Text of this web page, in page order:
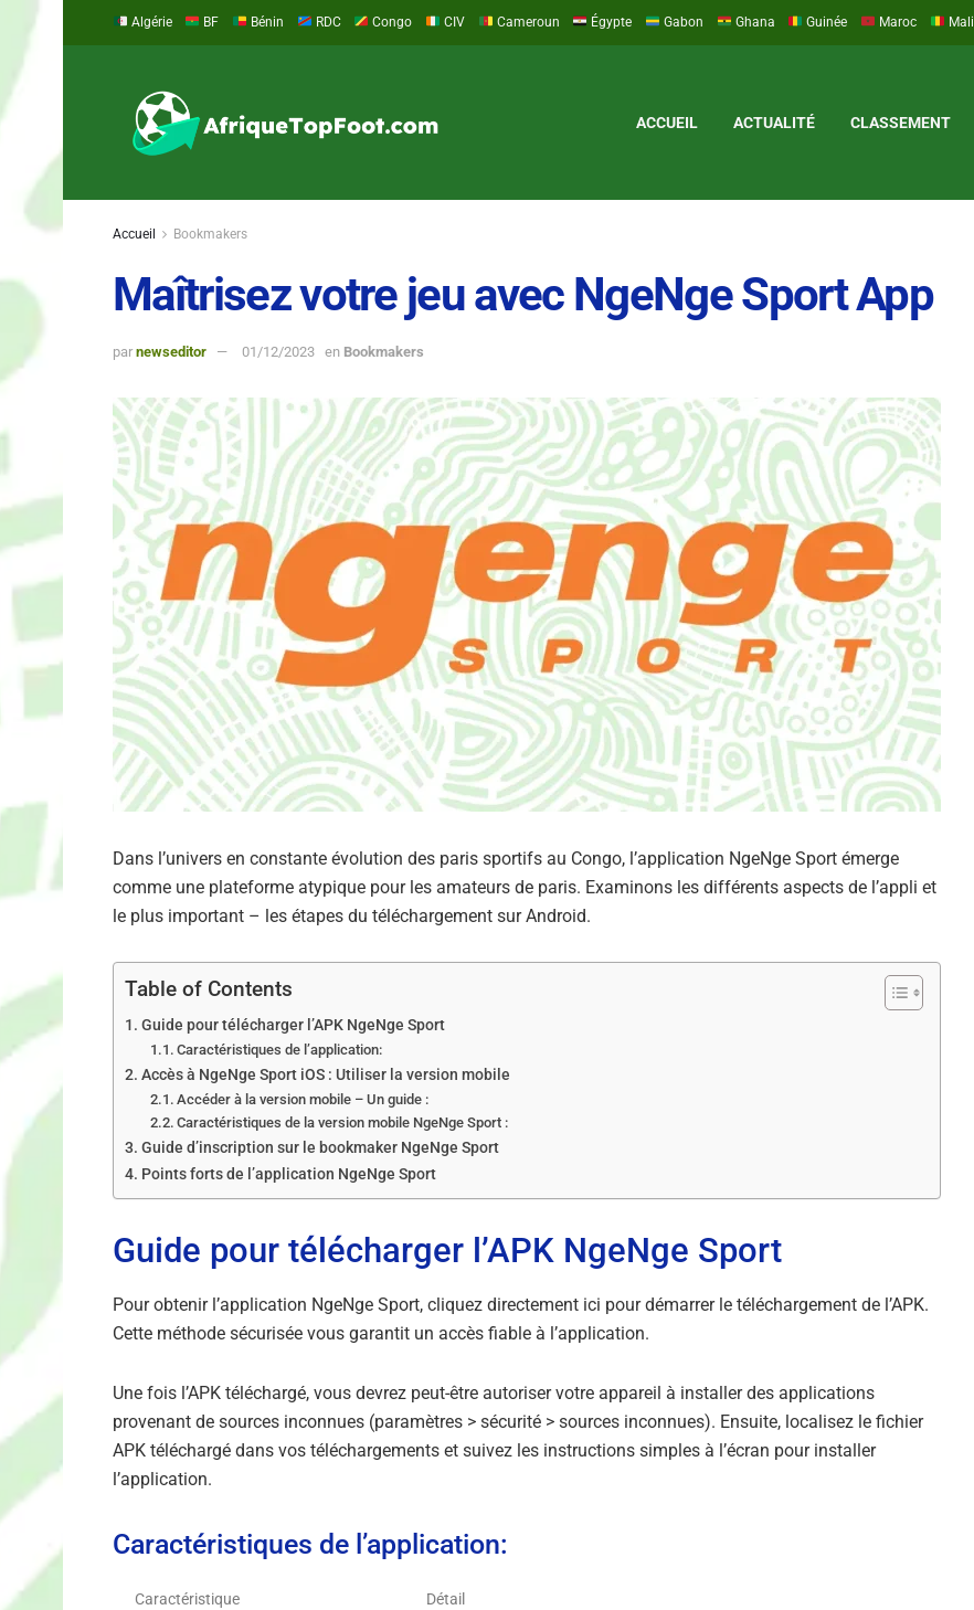
Algérie BF Bénin RDC Congo CIV Cameroun Égypte Gabon Ghana Guinée Maroc Mali
ACCUEIL ACTUALITÉ CLASSEMENT
Accueil Bookmakers
Maîtrisez votre jeu avec NgeNge Sport App
par newseditor 01/12/2023 en Bookmakers
Dans l’univers en constante évolution des paris sportifs au Congo, l’application NgeNge Sport émerge
comme une plateforme atypique pour les amateurs de paris. Examinons les différents aspects de l’appli et
le plus important – les étapes du téléchargement sur Android.
Table of Contents
Guide pour télécharger l’APK NgeNge Sport
Caractéristiques de l’application:
Accès à NgeNge Sport iOS : Utiliser la version mobile
Accéder à la version mobile – Un guide :
Caractéristiques de la version mobile NgeNge Sport :
Guide d’inscription sur le bookmaker NgeNge Sport
Points forts de l’application NgeNge Sport
Guide pour télécharger l’APK NgeNge Sport
Pour obtenir l’application NgeNge Sport, cliquez directement ici pour démarrer le téléchargement de l’APK.
Cette méthode sécurisée vous garantit un accès fiable à l’application.
Une fois l’APK téléchargé, vous devrez peut-être autoriser votre appareil à installer des applications
provenant de sources inconnues (paramètres > sécurité > sources inconnues). Ensuite, localisez le fichier
APK téléchargé dans vos téléchargements et suivez les instructions simples à l’écran pour installer
l’application.
Caractéristiques de l’application:
Caractéristique Détail